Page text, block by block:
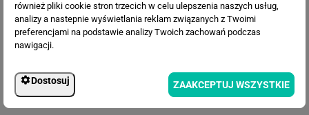
również pliki cookie stron trzecich w celu ulepszenia naszych usług,
analizy a nastepnie wyświetlania reklam związanych z Twoimi
preferencjami na podstawie analizy Twoich zachowań podczas
nawigacji.
Dostosuj ZAAKCEPTUJ WSZYSTKIE